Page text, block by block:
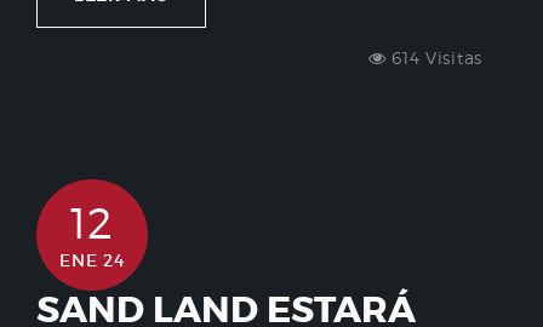
614 Visitas
12
ENE 24
SAND LAND ESTARÁ